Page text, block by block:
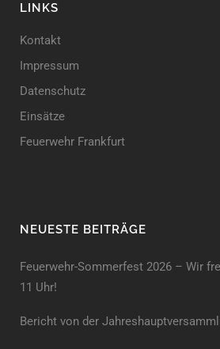
LINKS
Kontakt
Impressum
Datenschutz
Einsätze
Feuerwehr Frankfurt
NEUESTE BEITRÄGE
Feuerwehr-Sommerfest 2026 – Wir
11 Uhr!
Bericht von der